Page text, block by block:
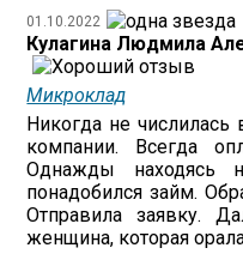
01.10.2022
Кулагина Людмила
Микроклад
Никогда не
компании. Всегда
Однажды находясь
понадобился займ.
Отправила заявку.
женщина, которая